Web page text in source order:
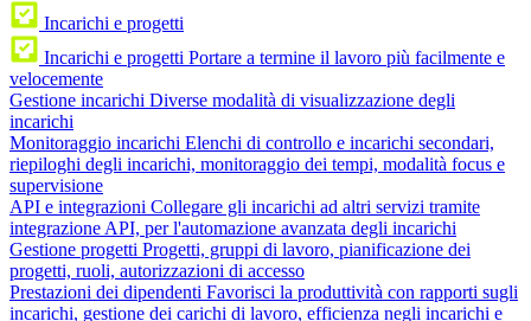
Incarichi e progetti
Incarichi e progetti Portare a termine il lavoro più facilmente e
velocemente
Gestione incarichi Diverse modalità di visualizzazione degli
incarichi
Monitoraggio incarichi Elenchi di controllo e incarichi secondari,
riepiloghi degli incarichi, monitoraggio dei tempi, modalità focus e
supervisione
API e integrazioni Collegare gli incarichi ad altri servizi tramite
integrazione API, per l'automazione avanzata degli incarichi
Gestione progetti Progetti, gruppi di lavoro, pianificazione dei
progetti, ruoli, autorizzazioni di accesso
Prestazioni dei dipendenti Favorisci la produttività con rapporti sugli
incarichi, gestione dei carichi di lavoro, efficienza negli incarichi e